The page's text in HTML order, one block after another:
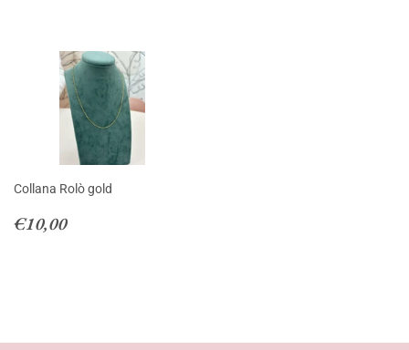
Collana Rolò gold
Prezzo
€10,00€10,00